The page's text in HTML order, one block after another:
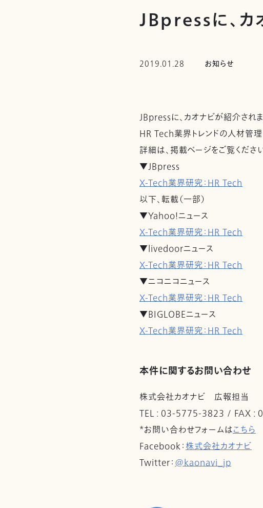
JBpressに、カ
2019.01.28 お知らせ
JBpressに、カオナビが紹介されま
HR Tech業界トレンドの人材管理
詳細は、掲載ページをご覧くださ
▼JBpress
X-Tech業界研究：HR Tech
以下、転載（一部）
▼Yahoo!ニュース
X-Tech業界研究：HR Tech
▼livedoorニュース
X-Tech業界研究：HR Tech
▼ニコニコニュース
X-Tech業界研究：HR Tech
▼BIGLOBEニュース
X-Tech業界研究：HR Tech
本件に関するお問い合わせ
株式会社カオナビ 広報担当
TEL : 03-5775-3823 / FAX
*お問い合わせフォームはこちら
Facebook： 株式会社カオナビ
Twitter： @kaonavi_jp